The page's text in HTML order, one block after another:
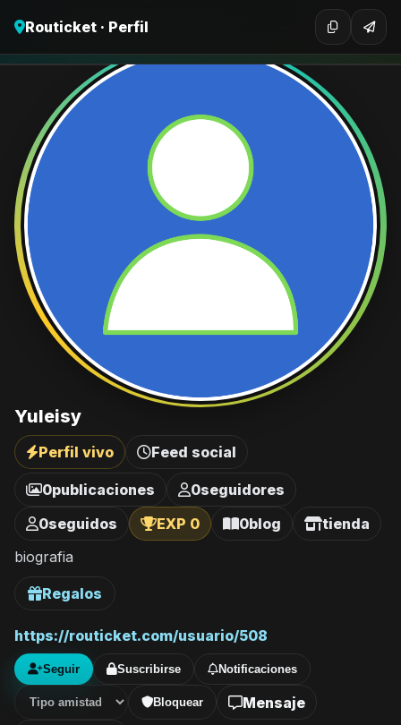
Routicket · Perfil
Yuleisy
Perfil vivo Feed social
0publicaciones 0seguidores
0seguidos EXP 0 0blog
tienda
biografia
Regalos
https://routicket.com/usuario/508
Seguir Suscribirse Notificaciones
Bloquear
Mensaje